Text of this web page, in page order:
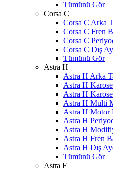
Tümünü Gör
Corsa C
Corsa C Arka
Corsa C Fren
Corsa C
Corsa C Dış
Tümünü Gör
Astra H
Astra H Arka
Astra H
Astra H
Astra H Multi
Astra H Motor
Astra H
Astra H
Astra H Fren
Astra H Dış
Tümünü Gör
Astra F